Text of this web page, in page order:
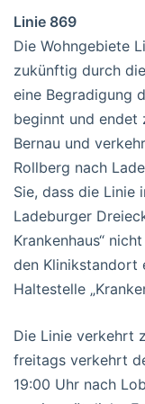
Linie 869
Die Wohngebiete
zukünftig durch
eine Begradigung
beginnt und endet
Bernau und
Rollberg nach
Sie, dass die Linie
Ladeburger
Krankenhaus“
den Klinikstandort
Haltestelle
Die Linie verkehrt
freitags verkehrt
19:00 Uhr nach